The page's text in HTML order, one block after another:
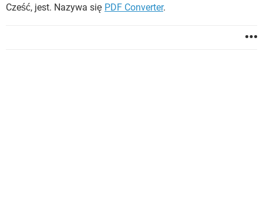
Cześć, jest. Nazywa się PDF Converter.